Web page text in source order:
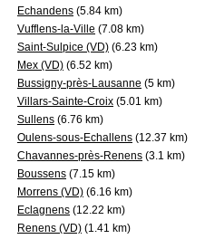
Echandens (5.84 km)
Vufflens-la-Ville (7.08 km)
Saint-Sulpice (VD) (6.23 km)
Mex (VD) (6.52 km)
Bussigny-près-Lausanne (5 km)
Villars-Sainte-Croix (5.01 km)
Sullens (6.76 km)
Oulens-sous-Echallens (12.37 km)
Chavannes-près-Renens (3.1 km)
Boussens (7.15 km)
Morrens (VD) (6.16 km)
Eclagnens (12.22 km)
Renens (VD) (1.41 km)